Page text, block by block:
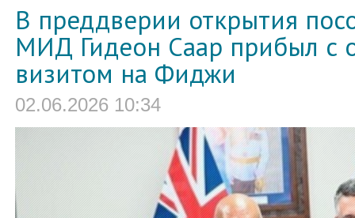
В преддверии открытия
МИД Гидеон Саар прибыл с
визитом на Фиджи
02.06.2026 10:34